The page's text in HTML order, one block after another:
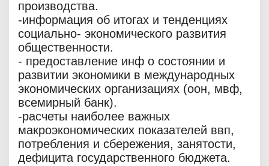
производства.
-информация об итогах и тенденциях
социально- экономического развития
общественности.
- предоставление инф о состоянии и
развитии экономики в международных
экономических организациях (оон, мвф,
всемирный банк).
-расчеты наиболее важных
макроэкономических показателей ввп,
потребления и сбережения, занятости,
дефицита государственного бюджета.